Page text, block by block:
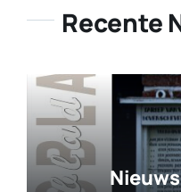
Recente